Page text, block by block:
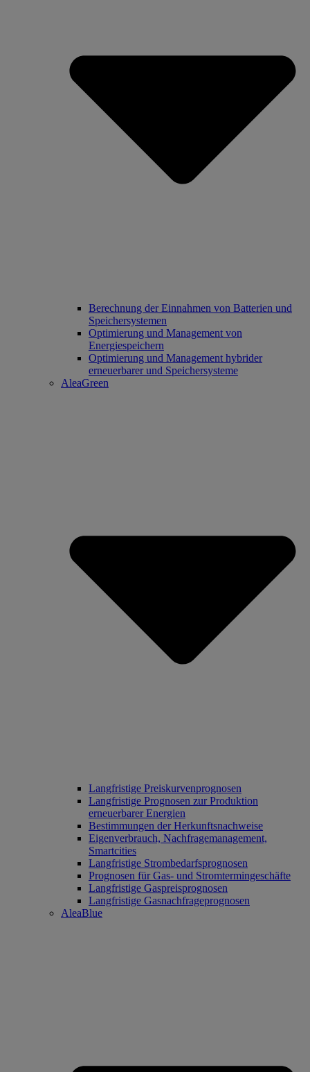
Berechnung der Einnahmen von Batterien und
Speichersystemen
Optimierung und Management von
Energiespeichern
Optimierung und Management hybrider
erneuerbarer und Speichersysteme
AleaGreen
Langfristige Preiskurvenprognosen
Langfristige Prognosen zur Produktion
erneuerbarer Energien
Bestimmungen der Herkunftsnachweise
Eigenverbrauch, Nachfragemanagement,
Smartcities
Langfristige Strombedarfsprognosen
Prognosen für Gas- und Stromtermingeschäfte
Langfristige Gaspreisprognosen
Langfristige Gasnachfrageprognosen
AleaBlue